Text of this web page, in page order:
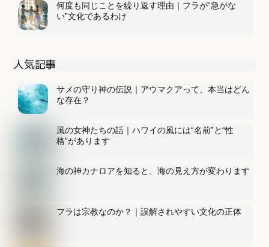
何度も同じことを繰り返す理由｜フラが“急がな
い”文化であるわけ
人気記事
サメの守り神の伝説｜アウマクアって、本当はどん
な存在？
風の女神たちの話｜ハワイの風には“名前”と“性
格”があります
海の神カナロアを知ると、海の見え方が変わります
フラは宗教なのか？｜誤解されやすい文化の正体